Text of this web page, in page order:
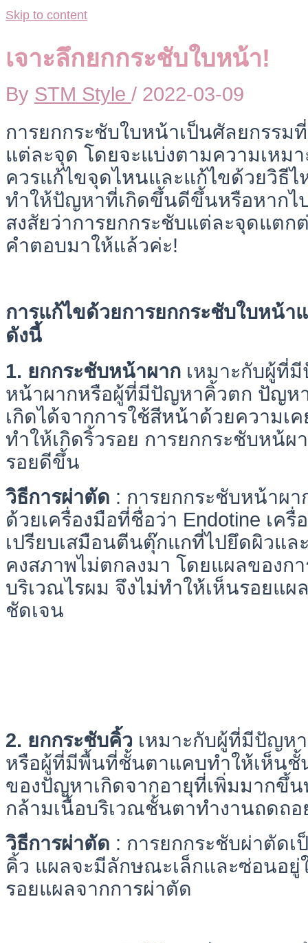
Skip to content
เจาะลึกยกกระชับใบหน้า!
By STM Style / 2022-03-09
การยกกระชับใบหน้าเป็นศัลยกรรม
แต่ละจุด โดยจะแบ่งตามความเหม
ควรแก้ไขจุดไหนและแก้ไขด้วยวิธีไ
ทำให้ปัญหาที่เกิดขึ้นดีขึ้นหรือหากไ
สงสัยว่าการยกกระชับแต่ละจุดแตก
คำตอบมาให้แล้วค่ะ!
การแก้ไขด้วยการยกกระชับใบหน้า
ดังนี้
1. ยกกระชับหน้าผาก เหมาะกับผู้ที่
หน้าผากหรือผู้ที่มีปัญหาคิ้วตก ปัญห
เกิดได้จากการใช้สีหน้าด้วยความเ
ทำให้เกิดริ้วรอย การยกกระชับหน้ผ
รอยดีขึ้น
วิธีการผ่าตัด : การยกกระชับหน้าผ
ด้วยเครื่องมือที่ชื่อว่า Endotine เค
เปรียบเสมือนตีนตุ๊กแกที่ไปยึดผิวแ
คงสภาพไม่ตกลงมา โดยแผลของก
บริเวณไรผม จึงไม่ทำให้เห็นรอยแผ
ชัดเจน
2. ยกกระชับคิ้ว เหมาะกับผู้ที่มีปัญห
หรือผู้ที่มีพื้นที่ชั้นตาแคบทำให้เห็นชั้
ของปัญหาเกิดจากอายุที่เพิ่มมากขึ้
กล้ามเนื้อบริเวณชั้นตาทำงานถดถอ
วิธีการผ่าตัด : การยกกระชับผ่าตัด
คิ้ว แผลจะมีลักษณะเล็กและซ่อนอยู่
รอยแผลจากการผ่าตัด